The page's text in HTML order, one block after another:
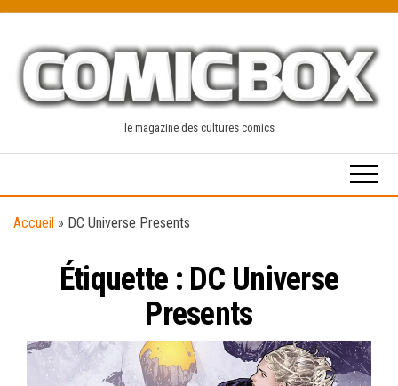
content
le magazine des cultures comics
Accueil » DC Universe Presents
Étiquette : DC Universe
Presents